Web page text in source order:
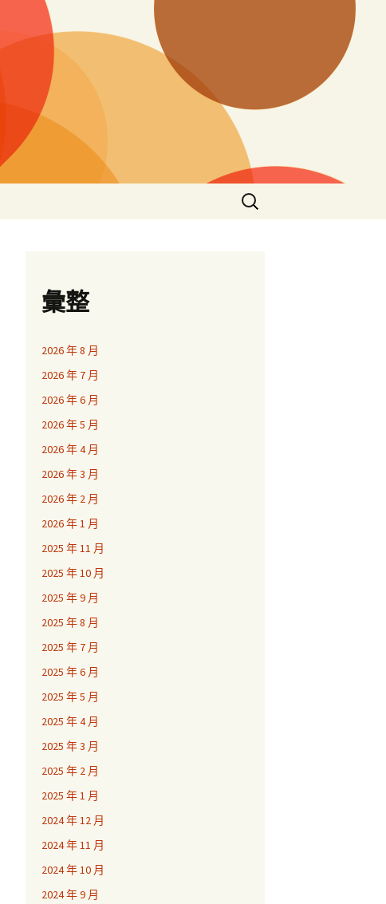
搜
尋
彙整
2026 年 8 月
2026 年 7 月
2026 年 6 月
2026 年 5 月
2026 年 4 月
2026 年 3 月
2026 年 2 月
2026 年 1 月
2025 年 11 月
2025 年 10 月
2025 年 9 月
2025 年 8 月
2025 年 7 月
2025 年 6 月
2025 年 5 月
2025 年 4 月
2025 年 3 月
2025 年 2 月
2025 年 1 月
2024 年 12 月
2024 年 11 月
2024 年 10 月
2024 年 9 月